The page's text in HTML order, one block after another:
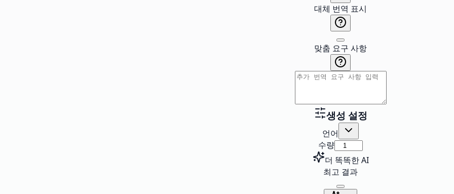
대체 번역 표시
맞춤 요구 사항
생성 설정
언어
수량
더 똑똑한 AI
최고 결과